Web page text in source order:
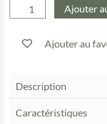
quantité
de
chair
Ajouter
Ajouter au
Description
Caractéristiques